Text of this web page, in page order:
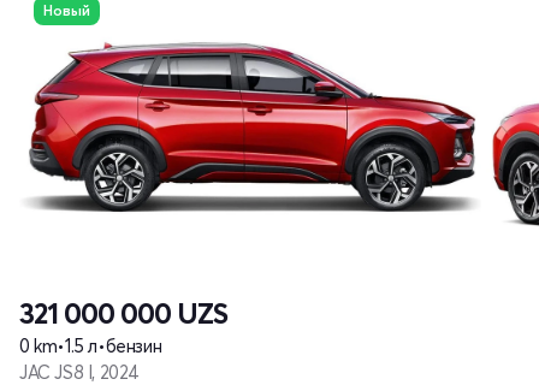
Новый
321 000 000 UZS
0 km•1.5 л•бензин
JAC JS8 I, 2024